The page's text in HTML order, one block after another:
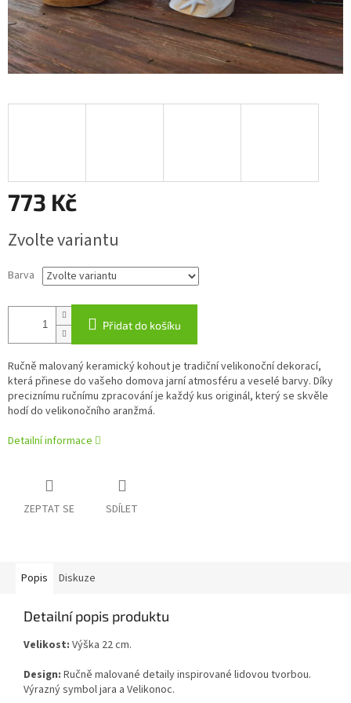
773 Kč
cena:
Zvolte variantu
Barva
Přidat do košíku
Ručně malovaný keramický kohout je tradiční velikonoční dekorací,
která přinese do vašeho domova jarní atmosféru a veselé barvy. Díky
preciznímu ručnímu zpracování je každý kus originál, který se skvěle
hodí do velikonočního aranžmá.
Detailní informace
ZEPTAT SE SDÍLET
Popis Diskuze
Detailní popis produktu
Velikost: Výška 22 cm.
Design: Ručně malované detaily inspirované lidovou tvorbou.
Výrazný symbol jara a Velikonoc.